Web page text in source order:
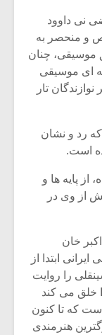
نی داوود
و منحصر به
موسیقی، چنان
ای موسیقی
تار
رد و نشان
است.
پایه ها و
از وی در
خان
ابتدا از
را روایت
خلق می کند
که تا کنون
هنرمندی
موسیقی
برگزار
سکانسی
موسیقی